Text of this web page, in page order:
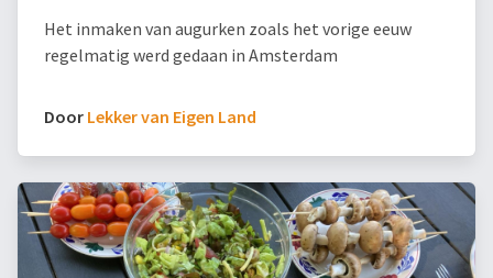
Het inmaken van augurken zoals het vorige eeuw
regelmatig werd gedaan in Amsterdam
Door Lekker van Eigen Land